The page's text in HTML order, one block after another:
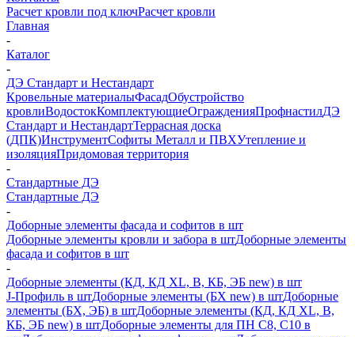
Расчет кровли под ключРасчет кровли
Главная
-
Каталог
-
ДЭ Стандарт и Нестандарт
Кровельные материалыФасадОбустройство
кровлиВодостокКомплектующиеОгражденияПрофнастилДЭ
Стандарт и НестандартТеррасная доска
(ДПК)ИнструментСофиты Металл и ПВХУтепление и
изоляцияПридомовая территория
-
Стандартные ДЭ
Стандартные ДЭ
-
Доборные элементы фасада и софитов в шт
Доборные элементы кровли и забора в штДоборные элементы
фасада и софитов в шт
-
Доборные элементы (КД, КД XL, В, КБ, ЭБ new) в шт
J-Профиль в штДоборные элементы (БХ new) в штДоборные
элементы (БХ, ЭБ) в штДоборные элементы (КД, КД XL, В,
КБ, ЭБ new) в штДоборные элементы для ПН С8, С10 в